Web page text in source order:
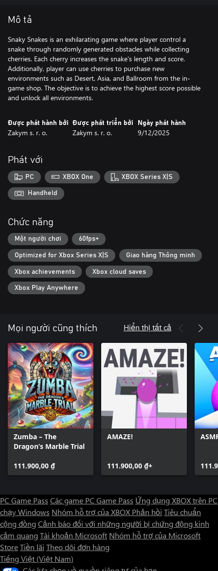
Mô tả
Snaky Snakes is an exhilarating game where player control a
snake through randomly generated obstacles while collecting
cherries. Each cherry increases the snake's length and score.
Additionally, player can use cherries to purchase new
environments such as Desert, Asia, and Ballroom from the in-
game shop. The objective is to achieve the highest score possible
and unlock all environments.
Được phát hành bởi
Zakym s. r. o.
Được phát triển bởi
Zakym s. r. o.
Ngày phát hành
9/12/2025
Phát với
PC XBOX One XBOX Series X|S
Handheld
Chức năng
Một người chơi 60fps+
Optimized for Xbox Series X|S Giao hàng Thông minh
Xbox achievements Xbox cloud saves
Xbox Play Anywhere
Mọi người cũng thích Hiển thị tất cả
Zumba – The
Dragon’s Marble Trial
111.900,00 ₫
AMAZE!
111.900,00 ₫+
PC Game Pass Các game PC Game Pass Ứng dụng XBOX trên PC
chạy Windows Nhóm hỗ trợ của XBOX Phản hồi Tiêu chuẩn
cộng đồng Cảnh báo đối với những người bị chứng động kinh
cảm quang Tài khoản Microsoft Nhóm hỗ trợ của Microsoft
StoreTiền lãi Theo dõi đơn hàng
Tiếng Việt (Việt Nam)